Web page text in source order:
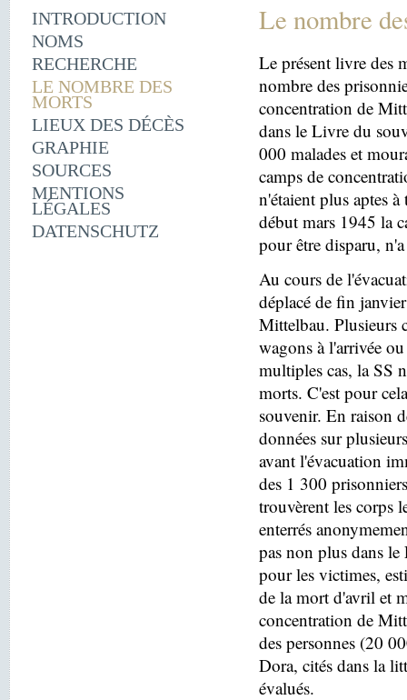
INTRODUCTION
NOMS
RECHERCHE
LE NOMBRE DES
MORTS
LIEUX DES DÉCÈS
GRAPHIE
SOURCES
MENTIONS
LÉGALES
DATENSCHUTZ
Le nombre
Le présent livre des
nombre des
concentration de
dans le Livre du
000 malades et
camps de
n'étaient plus aptes
début mars 1945 la
pour être disparu,
Au cours de
déplacé de fin
Mittelbau. Plusieurs
wagons à l'arrivée
multiples cas, la SS
morts. C'est pour
souvenir. En raison
données sur
avant l'évacuation
des 1 300
trouvèrent les corps
enterrés
pas non plus dans
pour les victimes,
de la mort d'avril et
concentration de
des personnes (20
Dora, cités dans la
évalués.